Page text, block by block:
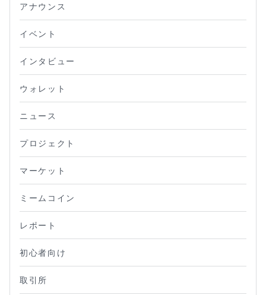
アナウンス
イベント
インタビュー
ウォレット
ニュース
プロジェクト
マーケット
ミームコイン
レポート
初心者向け
取引所